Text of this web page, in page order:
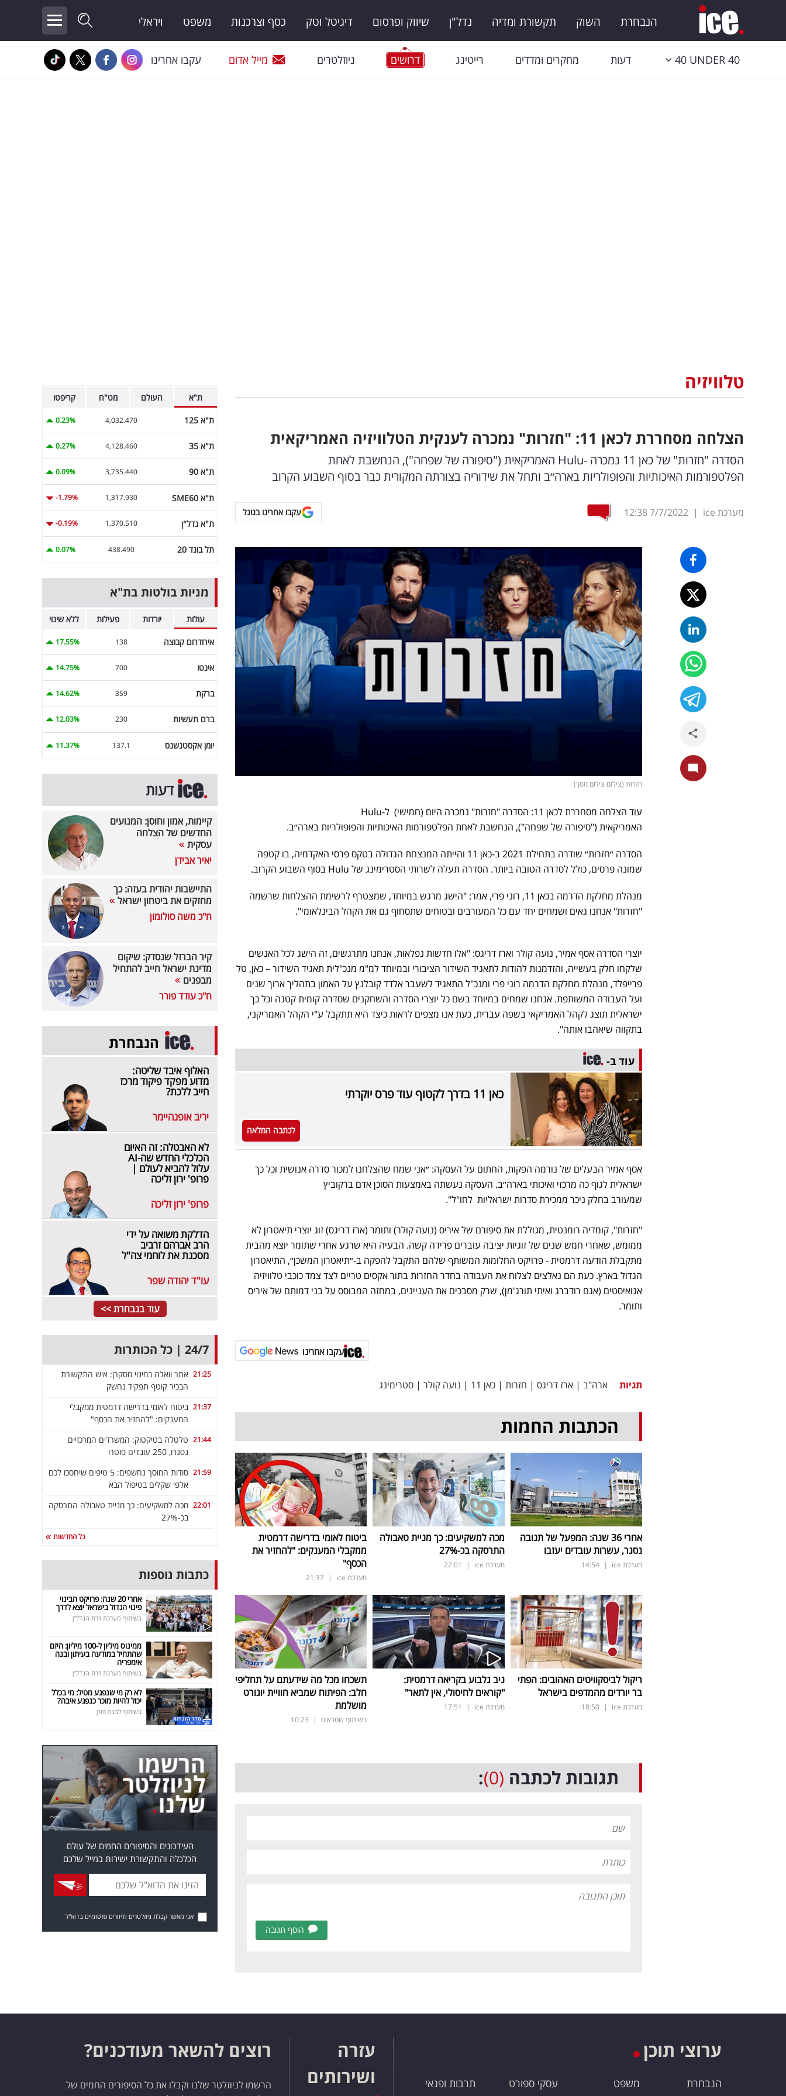
הנבחרת השוק תקשורת ומדיה נדל"ן שיווק ופרסום דיגיטל וטק כסף וצרכנות משפט ויראלי
40 UNDER 40 דעות מחקרים ומדדים רייטינג דרושים ניוזלטרים מייל אדום עקבו אחרינו
טלוויזיה
הצלחה מסחררת לכאן 11: "חזרות" נמכרה לענקית הטלוויזיה האמריקאית
הסדרה "חזרות" של כאן 11 נמכרה -Hulu האמריקאית ("סיפורה של שפחה"), הנחשבת לאחת
הפלטפורמות האיכותיות והפופולריות בארה״ב ותחל את שידוריה בצורתה המקורית כבר בסוף השבוע הקרוב
מערכת ice |
7/7/2022
12:38 עקבו אחרינו בגוגל
חזרות (צילום צילום מסך)
עוד הצלחה מסחררת לכאן 11: הסדרה "חזרות" נמכרה היום (חמישי) ל-Hulu
האמריקאית ("סיפורה של שפחה"), הנחשבת לאחת הפלטפורמות האיכותיות והפופולריות בארה״ב.
הסדרה ״חזרות״ שודרה בתחילת 2021 ב-כאן 11 והייתה המנצחת הגדולה בטקס פרסי האקדמיה, בו קטפה
שמונה פרסים, כולל לסדרה הטובה ביותר. הסדרה תעלה לשרותי הסטרימינג של Hulu בסוף השבוע הקרוב.
מנהלת מחלקת הדרמה בכאן 11, רוני פרי, אמר: "הישג מרגש במיוחד, שמצטרף לרשימת ההצלחות שרשמה
"חזרות" אנחנו גאים ושמחים יחד עם כל המעורבים ובטוחים שתסחוף גם את הקהל הבינלאומי".
יוצרי הסדרה אסף אמיר, נועה קולר וארז דריגס: "אלו חדשות נפלאות, אנחנו מתרגשים, זה הישג לכל האנשים
שלקחו חלק בעשייה, והזדמנות להודות לתאגיד השידור הציבורי ובמיוחד למ"מ מנכ"לית תאגיד השידור – כאן, טל
פרייפלד, מנהלת מחלקת הדרמה רוני פרי ומנכ"ל התאגיד לשעבר אלדד קובלנץ על האמון בתהליך ארוך שנים
ועל העבודה המשותפת. אנחנו שמחים במיוחד בשם כל יוצרי הסדרה והשחקנים שסדרה קומית קטנה וכל כך
ישראלית תוצג לקהל האמריקאי בשפה עברית, כעת אנו מצפים לראות כיצד היא תתקבל ע"י הקהל האמריקני,
בתקווה שיאהבו אותה".
עוד ב-
כאן 11 בדרך לקטוף עוד פרס יוקרתי
לכתבה המלאה
אסף אמיר הבעלים של נורמה הפקות, החתום על העסקה: ״אני שמח שהצלחנו למכור סדרה אנושית וכל כך
ישראלית לגוף כה מרכזי ואיכותי בארה״ב. העסקה נעשתה באמצעות הסוכן אדם ברקוביץ
שמעורב בחלק ניכר ממכירת סדרות ישראליות לחו"ל".
"חזרות", קומדיה רומנטית, מגוללת את סיפורם של איריס (נועה קולר) ותומר (ארז דריגס) זוג יוצרי תיאטרון לא
ממומש, שאחרי חמש שנים של זוגיות יציבה עוברים פרידה קשה. הבעיה היא שרגע אחרי שתומר יוצא מהבית
מתקבלת הודעה דרמטית - פרויקט החלומות המשותף שלהם התקבל להפקה ב-״תיאטרון המשכן״, התיאטרון
הגדול בארץ. כעת הם נאלצים לצלוח את העבודה בחדר החזרות בתור אקסים טריים לצד צמד כוכבי טלוויזיה
אגואיסטים (אגם רודברג ואיתי תורג'מן), שרק מסבכים את העניינים, במחזה המבוסס על בני דמותם של איריס
ותומר.
עקבו אחרינו
תגיות ארה"ב | ארז דריגס | חזרות | כאן 11 | נועה קולר | סטרימינג
הכתבות החמות
אחרי 36 שנה: המפעל של תנובה
נסגר, עשרות עובדים יעזבו
מערכת ice |
14:54
מכה למשקיעים: כך מניית טאבולה
התרסקה בכ-27%
מערכת ice |
22:01
ביטוח לאומי בדרישה דרמטית
ממקבלי המענקים: "להחזיר את
הכסף"
מערכת ice |
21:37
ריקול לביסקוויטים האהובים: הפתי
בר יורדים מהמדפים בישראל
מערכת ice |
18:50
ניב גלבוע בקריאה דרמטית:
"קוראים לחיסולי, אין לתאר"
מערכת ice |
17:51
תשכחו מכל מה שידעתם על תחליפי
חלב: הפיתוח שמביא חוויית יוגורט
מושלמת
בשיתוף שטראוס |
10:23
תגובות לכתבה (0)
:
הוסף תגובה
ת"א העולם מט"ח קריפטו
ת"א 125 4,032.470
0.23%
ת"א 35 4,128.460
0.27%
ת"א 90 3,735.440
0.09%
ת"א SME60 1,317.930
-1.79%
ת"א נדל"ן 1,370.510
-0.19%
תל בונד 20 438.490
0.07%
מניות בולטות בת"א
עולות יורדות פעילות ללא שינוי
אירודרום קבוצה 138
17.55%
אינטו 700
14.75%
ברקת 359
14.62%
ברם תעשיות 230
12.03%
יומן אקסטנשנס 137.1
11.37%
דעות
קיימות, אמון וחוסן: המנועים
החדשים של הצלחה
עסקית
יאיר אבידן
התיישבות יהודית בעזה: כך
מחזקים את ביטחון ישראל
ח"כ משה סולומון
קיר הברזל שנסדק: שיקום
מדינת ישראל חייב להתחיל
מבפנים
ח"כ עודד פורר
הנבחרת
האלוף איבד שליטה:
מדוע מפקד פיקוד מרכז
חייב ללכת?
יריב אופנהיימר
לא האבטלה: זה האיום
הכלכלי החדש שה-AI
עלול להביא לעולם |
פרופ' ירון זליכה
פרופ' ירון זליכה
הדלקת משואה על ידי
הרב אברהם זרביב
מסכנת את לוחמי צה"ל
עו"ד יהודה שפר
עוד בנבחרת >>
24/7 | כל הכותרות
21:25 אתר וואלה במינוי מסקרן: איש התקשורת
הבכיר קוטף תפקיד נחשק
21:37 ביטוח לאומי בדרישה דרמטית ממקבלי
המענקים: "להחזיר את הכסף"
21:44 טלטלה בטיקטוק: המשרדים המרכזיים
נסגרו, 250 עובדים פוטרו
21:59
סודות המוסך נחשפים: 5 טיפים שיחסכו לכם
אלפי שקלים בטיפול הבא
22:01 מכה למשקיעים: כך מניית טאבולה התרסקה
בכ-27%
כל החדשות
כתבות נוספות
אחרי 20 שנה: פרויקט הבינוי
פינוי הגדול בישראל יוצא לדרך
בשיתוף מערכת זירת הנדל"ן
ממינוס מיליון ל-100 מיליון: היזם
שהתחיל במודעה בעיתון ובנה
אימפריה
בשיתוף מערכת זירת הנדל"ן
לא רק מי שנפגע מטיל: מי בכלל
יכול להיות מוכר כנפגע איבה?
בשיתוף לבנת פורן
העידכונים והסיפורים החמים של עולם
הכלכלה והתקשורת ישירות במייל שלכם
אני מאשר קבלת ניוזלטרים ודיוורים פרסומיים בדוא"ל
ערוצי תוכן
הנבחרת משפט עסקי ספורט תרבות ופנאי
עזרה
ושירותים
רוצים להשאר מעודכנים?
הרשמו לניוזלטר שלנו וקבלו את כל הסיפורים החמים של